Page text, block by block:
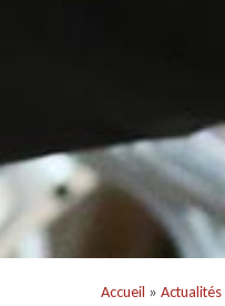
Accueil » Actualités